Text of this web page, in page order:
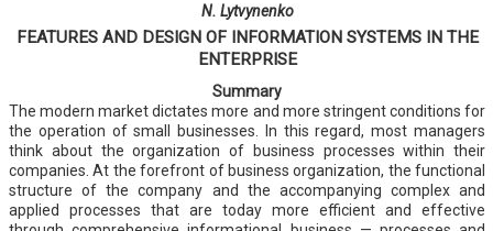
N. Lytvynenko
FEATURES AND DESIGN OF INFORMATION SYSTEMS IN THE
ENTERPRISE
Summary
The modern market dictates more and more stringent conditions for
the operation of small businesses. In this regard, most managers
think about the organization of business processes within their
companies. At the forefront of business organization, the functional
structure of the company and the accompanying complex and
applied processes that are today more efficient and effective